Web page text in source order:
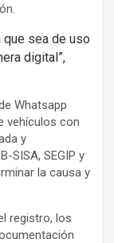
sea de uso
digital”,
Whatsapp
vehículos con
y
SISA, SEGIP y
la causa y
registro, los